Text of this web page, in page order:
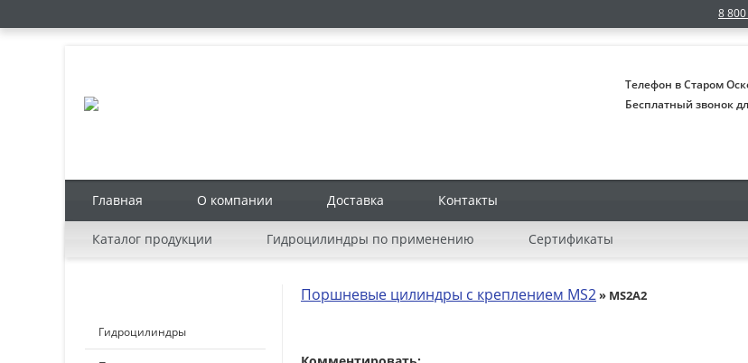
8
Телефон в Старом
Бесплатный звонок
Главная О компании Доставка Контакты
Каталог продукции Гидроцилиндры по применению Сертификаты
Поршневые цилиндры с креплением MS2» MS2A2
Гидроцилиндры